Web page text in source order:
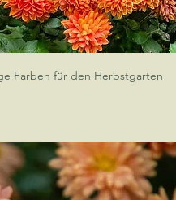
Farben für den Herbstgarten